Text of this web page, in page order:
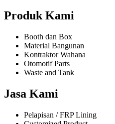
Produk Kami
Booth dan Box
Material Bangunan
Kontraktor Wahana
Otomotif Parts
Waste and Tank
Jasa Kami
Pelapisan / FRP Lining